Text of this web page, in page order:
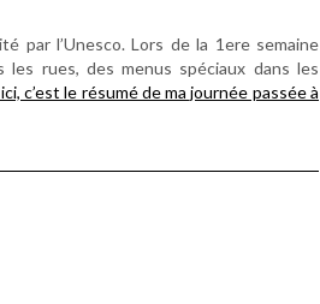
par l’Unesco. Lors de la 1ere semaine
les rues, des menus spéciaux dans les
c’est le résumé de ma journée passée à